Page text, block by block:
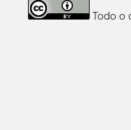
Todo o